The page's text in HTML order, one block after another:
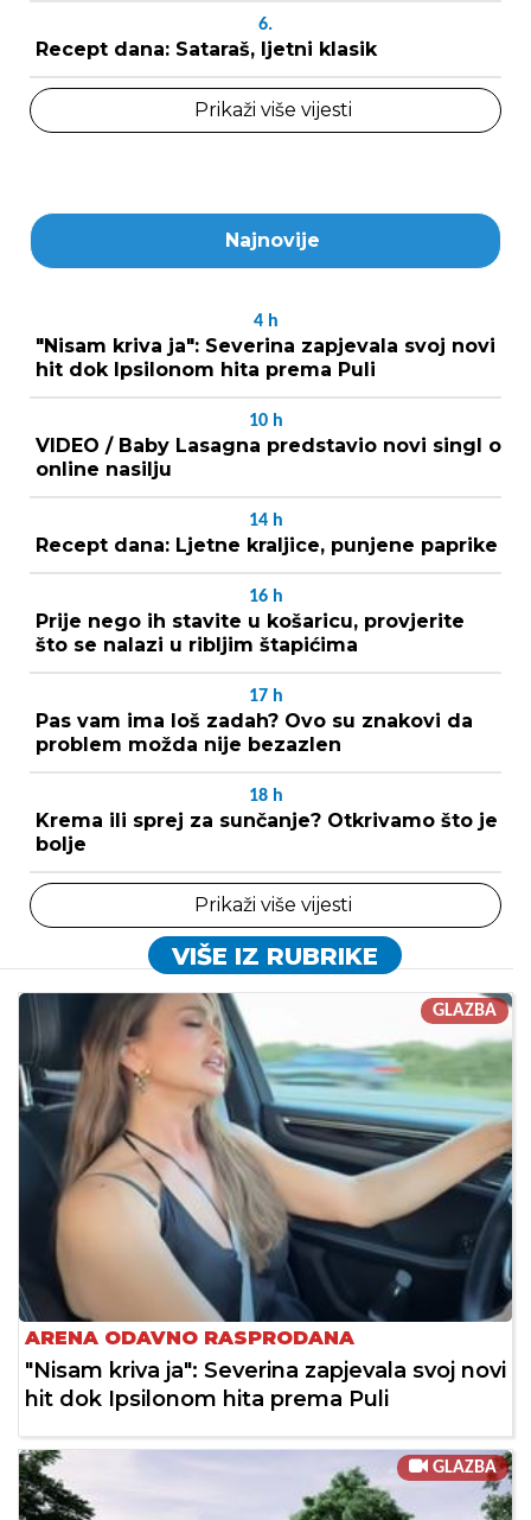
6.
Recept dana: Sataraš, ljetni klasik
Prikaži više vijesti
Najnovije
4 h
"Nisam kriva ja": Severina zapjevala svoj novi
hit dok Ipsilonom hita prema Puli
10 h
VIDEO / Baby Lasagna predstavio novi singl o
online nasilju
14 h
Recept dana: Ljetne kraljice, punjene paprike
16 h
Prije nego ih stavite u košaricu, provjerite
što se nalazi u ribljim štapićima
17 h
Pas vam ima loš zadah? Ovo su znakovi da
problem možda nije bezazlen
18 h
Krema ili sprej za sunčanje? Otkrivamo što je
bolje
Prikaži više vijesti
VIŠE IZ RUBRIKE
GLAZBA
ARENA ODAVNO RASPRODANA
"Nisam kriva ja": Severina zapjevala svoj novi
hit dok Ipsilonom hita prema Puli
GLAZBA